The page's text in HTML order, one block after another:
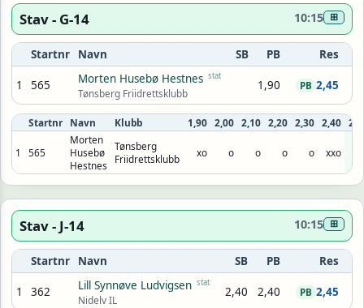
Stav - G-14 10:15 ⊞
Startnr Navn SB PB Res
1 565 Morten Husebø Hestnes stat
Tønsberg Friidrettsklubb
1,90 2,45
PB
Startnr Navn Klubb 1,90 2,00 2,10 2,20 2,30 2,40
1 565
Morten
Husebø
Hestnes
Tønsberg
Friidrettsklubb
xo o o o o xxo
Stav - J-14 10:15 ⊞
Startnr Navn SB PB Res
1 362 Lill Synnøve Ludvigsen stat
Nidelv IL
2,40 2,40 2,45
PB